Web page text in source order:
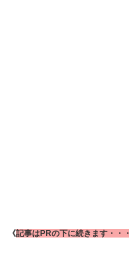
《記事はPRの下に続きます・・・